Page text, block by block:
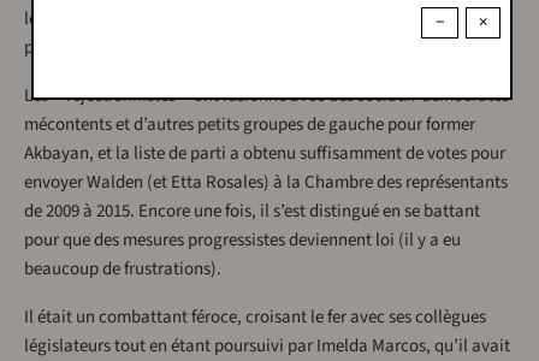
les acolytes du Président se sont mis à l’insulter : réformiste,
pseudo-révolutionnaire, social-démocrate.
Les « rejectionnistes » ont fusionné avec des sociaux-démocrates
mécontents et d’autres petits groupes de gauche pour former
Akbayan, et la liste de parti a obtenu suffisamment de votes pour
envoyer Walden (et Etta Rosales) à la Chambre des représentants
de 2009 à 2015. Encore une fois, il s’est distingué en se battant
pour que des mesures progressistes deviennent loi (il y a eu
beaucoup de frustrations).
Il était un combattant féroce, croisant le fer avec ses collègues
législateurs tout en étant poursuivi par Imelda Marcos, qu’il avait
×
−